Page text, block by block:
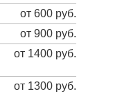
от 600 руб.
от 900 руб.
от 1400 руб.
от 1300 руб.